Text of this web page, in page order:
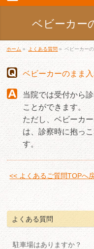
ベビーカー
ホーム » よくある質問» ベビーカー
ベビーカーのまま
当院では受付から
ことができます。
ただし、ベビーカ
は、診察時に抱っ
す。
<< よくあるご質問TOPへ
よくある質問
駐車場はありますか？